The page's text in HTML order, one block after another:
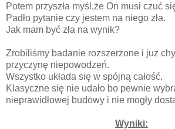
Potem przyszła myśl,że On musi czuć
Padło pytanie czy jestem na niego zła.
Jak mam być zła na wynik?
Zrobiliśmy badanie rozszerzone i już
przyczynę niepowodzeń.
Wszystko układa się w spójną całość.
Klasyczne się nie udało bo pewnie
nieprawidłowej budowy i nie mogły
Wyniki: